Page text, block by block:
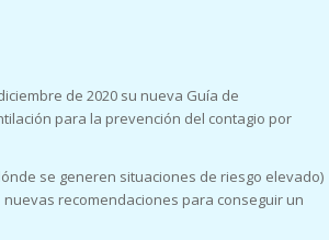
de 2020 su nueva Guía de
para la prevención del contagio por
se generen situaciones de riesgo elevado)
recomendaciones para conseguir un